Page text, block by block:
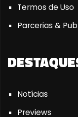
Termos de Uso
Parcerias &
Notícias
Previews